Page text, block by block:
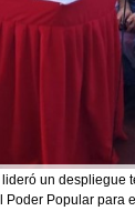
un despliegue
Popular para